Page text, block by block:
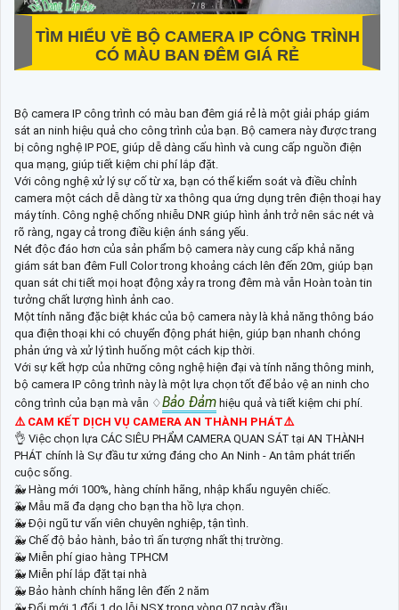
TÌM HIỂU VỀ BỘ CAMERA IP CÔNG TRÌNH
CÓ MÀU BAN ĐÊM GIÁ RẺ
Bộ camera IP công trình có màu ban đêm giá rẻ là một giải pháp giám
sát an ninh hiệu quả cho công trình của bạn. Bộ camera này được trang
bị công nghệ IP POE, giúp dễ dàng cấu hình và cung cấp nguồn điện
qua mạng, giúp tiết kiệm chi phí lắp đặt.
Với công nghệ xử lý sự cố từ xa, bạn có thể kiểm soát và điều chỉnh
camera một cách dễ dàng từ xa thông qua ứng dụng trên điện thoại hay
máy tính. Công nghệ chống nhiễu DNR giúp hình ảnh trở nên sắc nét và
rõ ràng, ngay cả trong điều kiện ánh sáng yếu.
Nét độc đáo hơn của sản phẩm bộ camera này cung cấp khả năng
giám sát ban đêm Full Color trong khoảng cách lên đến 20m, giúp bạn
quan sát chi tiết mọi hoạt động xảy ra trong đêm mà vẫn Hoàn toàn tin
tưởng chất lượng hình ảnh cao.
Một tính năng đặc biệt khác của bộ camera này là khả năng thông báo
qua điện thoại khi có chuyển động phát hiện, giúp bạn nhanh chóng
phản ứng và xử lý tình huống một cách kịp thời.
Với sự kết hợp của những công nghệ hiện đại và tính năng thông minh,
bộ camera IP công trình này là một lựa chọn tốt để bảo vệ an ninh cho
công trình của bạn mà vẫn ♢Bảo Đảm hiệu quả và tiết kiệm chi phí.
⚠️ CAM KẾT DỊCH VỤ CAMERA AN THÀNH PHÁT⚠️
👌 Việc chọn lựa CÁC SIÊU PHẨM CAMERA QUAN SÁT tại AN THÀNH
PHÁT chính là Sự đầu tư xứng đáng cho An Ninh - An tâm phát triển
cuộc sống.
🐳 Hàng mới 100%, hàng chính hãng, nhập khẩu nguyên chiếc.
🐳 Mẫu mã đa dạng cho bạn tha hồ lựa chọn.
🐳 Đội ngũ tư vấn viên chuyên nghiệp, tận tình.
🐳 Chế độ bảo hành, bảo trì ấn tượng nhất thị trường.
🐳 Miễn phí giao hàng TPHCM
🐳 Miễn phí lắp đặt tại nhà
🐳 Bảo hành chính hãng lên đến 2 năm